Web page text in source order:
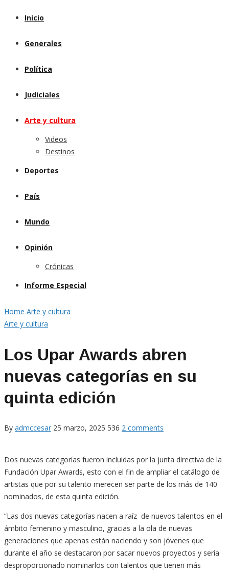
Inicio
Generales
Política
Judiciales
Arte y cultura
Videos
Destinos
Deportes
País
Mundo
Opinión
Crónicas
Informe Especial
Home Arte y cultura
Arte y cultura
Los Upar Awards abren
nuevas categorías en su
quinta edición
By admccesar 25 marzo, 2025 536 2 comments
Dos nuevas categorías fueron incluidas por la junta directiva de la
Fundación Upar Awards, esto con el fin de ampliar el catálogo de
artistas que por su talento merecen ser parte de los más de 140
nominados, de esta quinta edición.
“Las dos nuevas categorías nacen a raíz de nuevos talentos en el
ámbito femenino y masculino, gracias a la ola de nuevas
generaciones que apenas están naciendo y son jóvenes que
durante el año se destacaron por sacar nuevos proyectos y sería
desproporcionado nominarlos con talentos que tienen más